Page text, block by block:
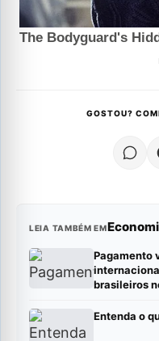
GOSTOU?
LEIA TAMBÉM EM
Pagamento
brasileiros
Entenda o